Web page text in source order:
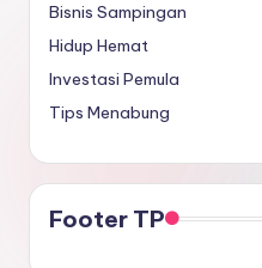
Bisnis Sampingan
Hidup Hemat
Investasi Pemula
Tips Menabung
Footer TP